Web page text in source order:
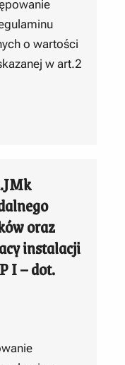
o wartości
w art.2
oraz
instalacji
I – dot.